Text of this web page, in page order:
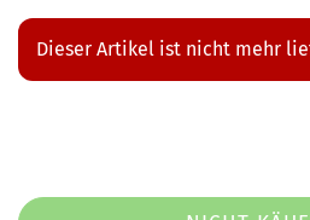
Dieser Artikel ist nicht mehr